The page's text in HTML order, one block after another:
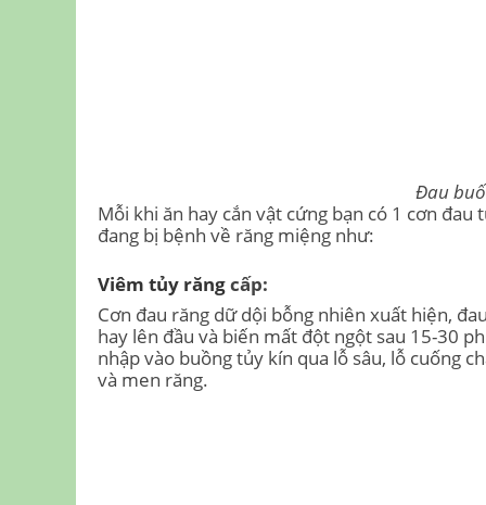
Đau
Mỗi khi ăn hay cắn vật cứng bạn có 1 cơn
đang bị bệnh về răng miệng như:
Viêm tủy răngcấp:
Cơn đau răng dữ dội bỗng nhiên xuất hiện,
hay lên đầu và biến mất đột ngột sau 15-30
nhập vào buồng tủy kín qua lỗ sâu, lỗ cuống
và men răng.